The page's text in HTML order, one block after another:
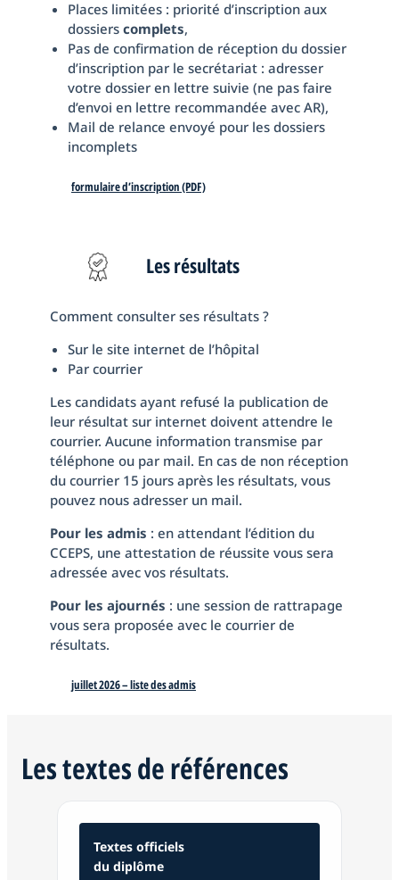
Places limitées : priorité d’inscription aux
dossiers complets,
Pas de confirmation de réception du dossier
d’inscription par le secrétariat : adresser
votre dossier en lettre suivie (ne pas faire
d’envoi en lettre recommandée avec AR),
Mail de relance envoyé pour les dossiers
incomplets
formulaire d’inscription (PDF)
Les résultats
Comment consulter ses résultats ?
Sur le site internet de l’hôpital
Par courrier
Les candidats ayant refusé la publication de
leur résultat sur internet doivent attendre le
courrier. Aucune information transmise par
téléphone ou par mail. En cas de non réception
du courrier 15 jours après les résultats, vous
pouvez nous adresser un mail.
Pour les admis : en attendant l’édition du
CCEPS, une attestation de réussite vous sera
adressée avec vos résultats.
Pour les ajournés : une session de rattrapage
vous sera proposée avec le courrier de
résultats.
juillet 2026 – liste des admis
Les textes de références
Textes officiels
du diplôme